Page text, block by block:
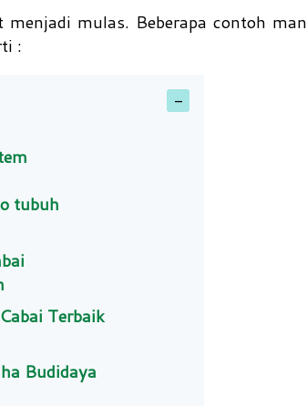
mulas. Beberapa contoh
:
tubuh
Terbaik
Budidaya